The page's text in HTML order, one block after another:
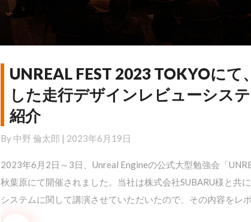
UNREAL
FEST
2023
TOKYO
に
Unreal
UNREAL FEST 2023 TOKYOに
した走行デザインレビューシス
紹介
By 中野 倫太郎 | 2023年6月19日
2023年6月2日～3日、Unreal Engineの公式大型勉強会「
秋葉原にて開催されました。当社は株式会社SUBARU様と共
システムに関して講演させていただいたので、その内容をレポ